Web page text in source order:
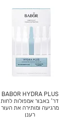
BABOR HYDRA PLUS
דר' באבור אמפולות לחות
מרגיעה ומותירה את העור
רענן